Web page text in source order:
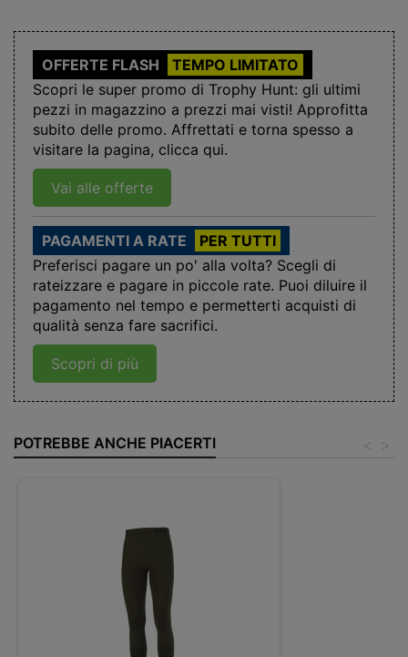
OFFERTE FLASH
TEMPO LIMITATO
Scopri le super promo di Trophy Hunt: gli ultimi
pezzi in magazzino a prezzi mai visti! Approfitta
subito delle promo. Affrettati e torna spesso a
visitare la pagina, clicca qui.
Vai alle offerte
PAGAMENTI A RATE
PER TUTTI
Preferisci pagare un po' alla volta? Scegli di
rateizzare e pagare in piccole rate. Puoi diluire il
pagamento nel tempo e permetterti acquisti di
qualità senza fare sacrifici.
Scopri di più
POTREBBE ANCHE PIACERTI >
<